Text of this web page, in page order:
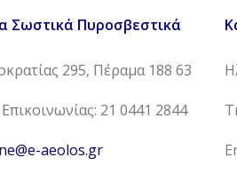
Σωστικά Πυροσβεστικά
295, Πέραμα 188 63
21 0441 2844
aeolos.gr